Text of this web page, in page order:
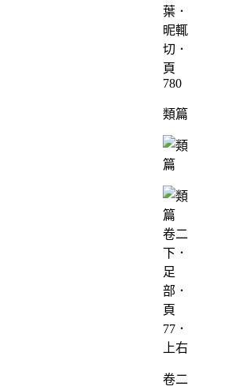
葉．
昵輒
切．
頁
780
類篇
卷二